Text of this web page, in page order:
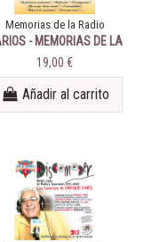
Memorias de la Radio
- MEMORIAS DE LA
/AQUELLOS DISCOS
DEDICADOS
19,00 €
Añadir al carrito